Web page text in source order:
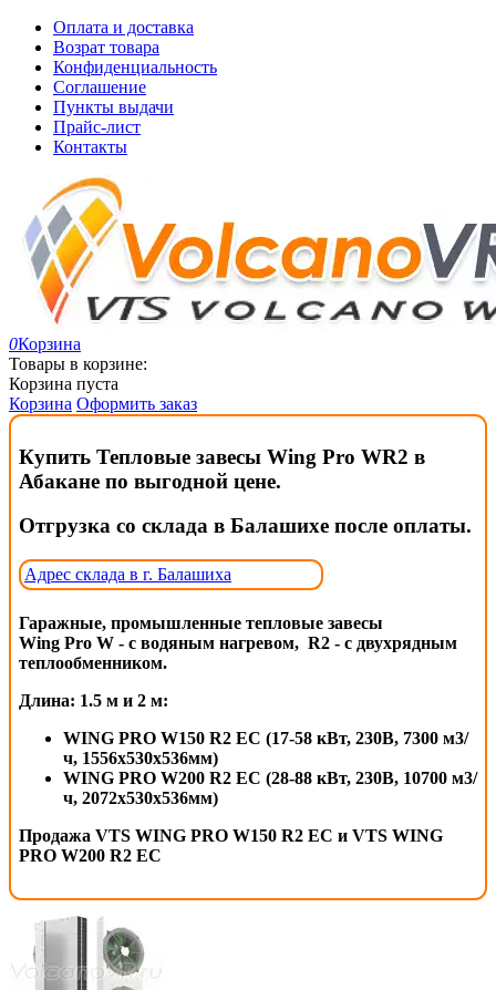
Оплата и доставка
Возрат товара
Конфиденциальность
Соглашение
Пункты выдачи
Прайс-лист
Контакты
0Корзина
Товары в корзине:
Корзина пуста
Корзина Оформить заказ
Купить Тепловые завесы Wing Pro WR2 в
Абакане по выгодной цене.
Отгрузка со склада в Балашихе после оплаты.
Адрес склада в г. Балашиха
Гаражные, промышленные тепловые завесы
Wing Pro W - с водяным нагревом, R2 - с двухрядным
теплообменником.
Длина: 1.5 м и 2 м:
WING PRO W150 R2 EC (17-58 кВт, 230В, 7300 м3/
ч, 1556x530x536мм)
WING PRO W200 R2 EC (28-88 кВт, 230В, 10700 м3/
ч, 2072x530x536мм)
Продажа VTS WING PRO W150 R2 EC и VTS WING
PRO W200 R2 EC